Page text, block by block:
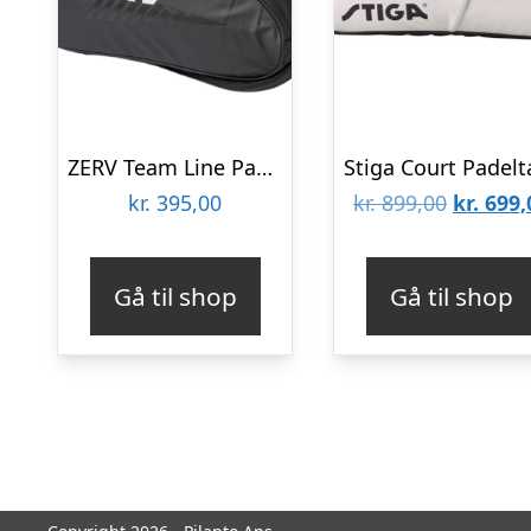
ZERV Team Line Padel Bag Black/White
kr. 395,00
Gå til shop
kr.899,00 Den
var:
kr.
kr.
Gå til shop